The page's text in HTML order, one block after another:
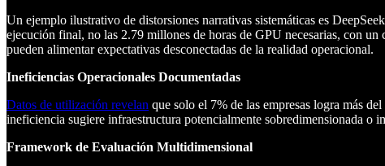
Un ejemplo ilustrativo de distorsiones narrativas sistemáticas es
ejecución final, no las 2.79 millones de horas de GPU necesarias, con
pueden alimentar expectativas desconectadas de la realidad operacional.
Ineficiencias Operacionales Documentadas
Datos de utilización revelan que solo el 7% de las empresas logra más
ineficiencia sugiere infraestructura potencialmente sobredimensionada o
Framework de Evaluación Multidimensional